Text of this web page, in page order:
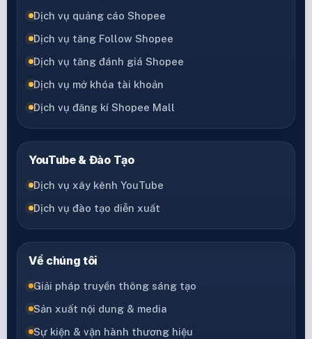
Dịch vụ quảng cáo Shopee
Dịch vụ tăng Follow Shopee
Dịch vụ tăng đánh giá Shopee
Dịch vụ mở khóa tài khoản
Dịch vụ đăng kí Shopee Mall
YouTube & Đào Tạo
Dịch vụ xây kênh YouTube
Dịch vụ đào tạo diễn xuất
Về chúng tôi
Giải pháp truyền thông sáng tạo
Sản xuất nội dung & media
Sự kiện & vận hành thương hiệu